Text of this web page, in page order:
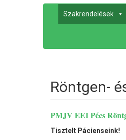
Szakrendelések
Röntgen-
PMJV EEI Pécs
Tisztelt Pácienseink!